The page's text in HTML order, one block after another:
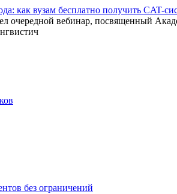
как вузам бесплатно получить CAT-
очередной вебинар, посвященный
без ограничений